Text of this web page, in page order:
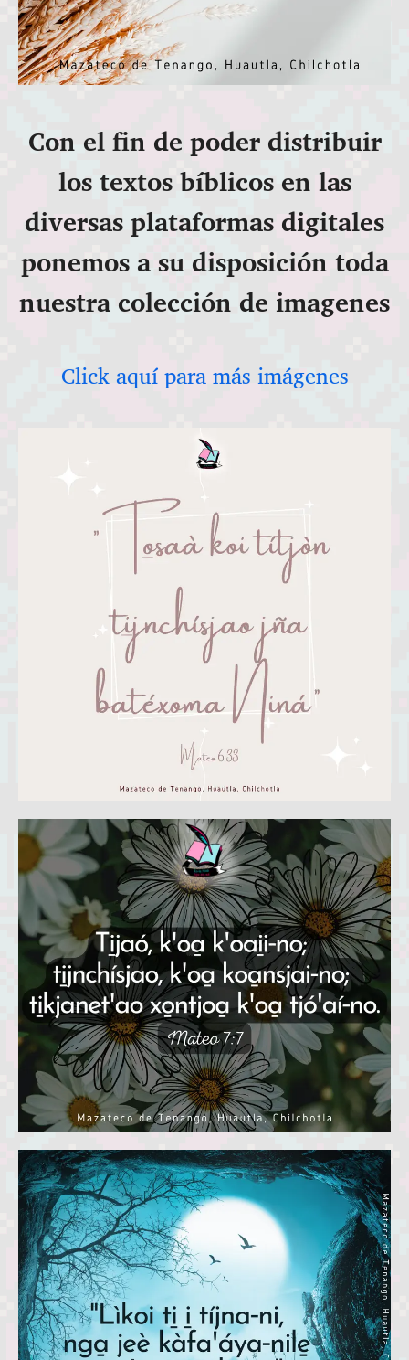
Con el fin de poder distribuir
los textos bíblicos en las
diversas plataformas digitales
ponemos a su disposición toda
nuestra colección de imagenes
Click aquí para más imágenes